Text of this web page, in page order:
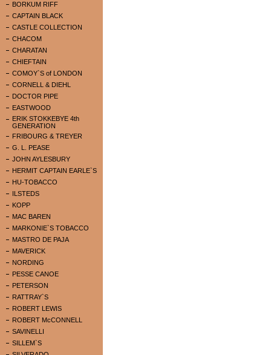
BORKUM RIFF
CAPTAIN BLACK
CASTLE COLLECTION
CHACOM
CHARATAN
CHIEFTAIN
COMOY`S of LONDON
CORNELL & DIEHL
DOCTOR PIPE
EASTWOOD
ERIK STOKKEBYE 4th
GENERATION
FRIBOURG & TREYER
G. L. PEASE
JOHN AYLESBURY
HERMIT CAPTAIN EARLE`S
HU-TOBACCO
ILSTEDS
KOPP
MAC BAREN
MARKONIE`S TOBACCO
MASTRO DE PAJA
MAVERICK
NORDING
PESSE CANOE
PETERSON
RATTRAY`S
ROBERT LEWIS
ROBERT McCONNELL
SAVINELLI
SILLEM`S